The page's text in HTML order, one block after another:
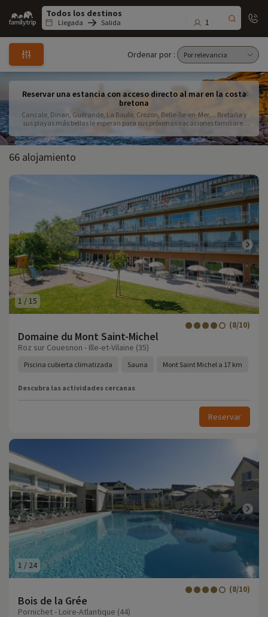
Family
trip
Llegada Salida 1
Ordenar por :
Reservar una estancia con acceso directo al mar en la costa
bretona
Cancale, Dinan, Guérande, La Baule, Crozon, Belle-île-en-Mer,... Bretaña y
sus playas más bellas le esperan para sus próximas vacaciones familiares
por Familytrip para disfrutar de unas vacaciones en familia.
66 alojamiento
1 / 15
Domaine du Mont Saint-Michel
(8/10)
Roz sur Couesnon - Ille-et-Vilaine (35)
Piscina cubierta climatizada Sauna Mont Saint Michel a 17 km
Descubra las actividades cercanas
Reservar
1 / 24
Bois de la Grée
(8/10)
Pornichet - Loire-Atlantique (44)